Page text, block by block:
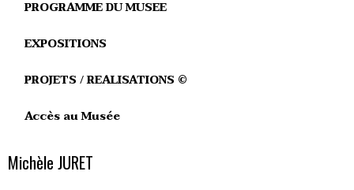
PROGRAMME DU MUSEE
EXPOSITIONS
PROJETS / REALISATIONS ©
Accès au Musée
Michèle JURET